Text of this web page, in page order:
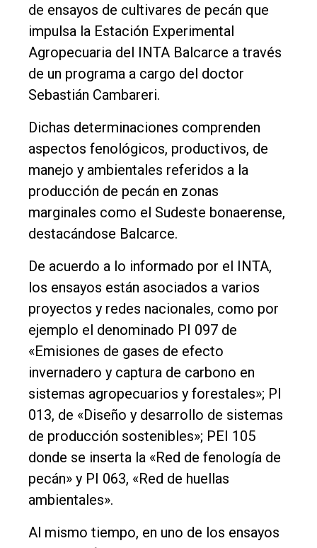
Rural
Deportes
Fúnebres
Edición
Empresa
Nosotros
Contacto
de ensayos de cultivares de pecán que
impulsa la Estación Experimental
Agropecuaria del INTA Balcarce a través
de un programa a cargo del doctor
Sebastián Cambareri.
Dichas determinaciones comprenden
aspectos fenológicos, productivos, de
manejo y ambientales referidos a la
producción de pecán en zonas
marginales como el Sudeste bonaerense,
destacándose Balcarce.
De acuerdo a lo informado por el INTA,
los ensayos están asociados a varios
proyectos y redes nacionales, como por
ejemplo el denominado PI 097 de
«Emisiones de gases de efecto
invernadero y captura de carbono en
sistemas agropecuarios y forestales»; PI
013, de «Diseño y desarrollo de sistemas
de producción sostenibles»; PEI 105
donde se inserta la «Red de fenología de
pecán» y PI 063, «Red de huellas
ambientales».
Al mismo tiempo, en uno de los ensayos